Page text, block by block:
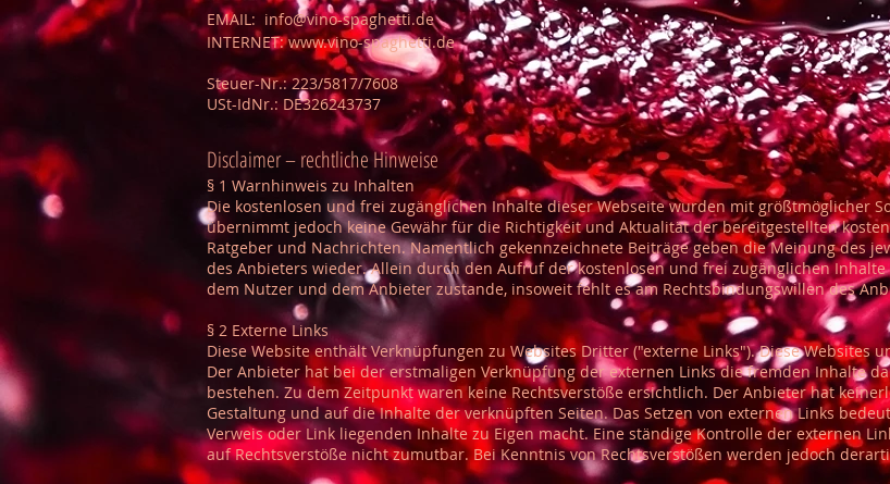
EMAIL: info@vino-spaghetti.de
INTERNET:www.vino-spaghetti.de
Steuer-Nr.: 223/5817/7608
USt-IdNr.: DE326243737
Disclaimer – rechtliche Hinweise
§ 1 Warnhinweis zu Inhalten
Die kostenlosen und frei zugänglichen Inhalte dieser Webseite wurden mit größtmöglicher
übernimmt jedoch keine Gewähr für die Richtigkeit und Aktualität der bereitgestellten
Ratgeber und Nachrichten. Namentlich gekennzeichnete Beiträge geben die Meinung des
des Anbieters wieder. Allein durch den Aufruf der kostenlosen und frei zugänglichen
dem Nutzer und dem Anbieter zustande, insoweit fehlt es am Rechtsbindungswillen des
§ 2 Externe Links
Diese Website enthält Verknüpfungen zu Websites Dritter ("externe Links"). Diese
Der Anbieter hat bei der erstmaligen Verknüpfung der externen Links die fremden Inhalte
bestehen. Zu dem Zeitpunkt waren keine Rechtsverstöße ersichtlich. Der Anbieter hat
Gestaltung und auf die Inhalte der verknüpften Seiten. Das Setzen von externen Links
Verweis oder Link liegenden Inhalte zu Eigen macht. Eine ständige Kontrolle der externen
auf Rechtsverstöße nicht zumutbar. Bei Kenntnis von Rechtsverstößen werden jedoch